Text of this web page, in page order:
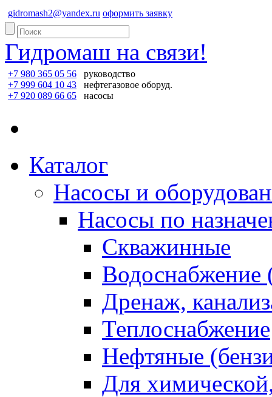
gidromash2@yandex.ru оформить заявку
Гидромаш на связи!
+7 980 365 05 56 руководство
+7 999 604 10 43 нефтегазовое оборуд.
+7 920 089 66 65 насосы
Каталог
Насосы и
Насосы по
Скважинные
Водоснабжение
Дренаж,
Теплоснабжение
Нефтяные
Для